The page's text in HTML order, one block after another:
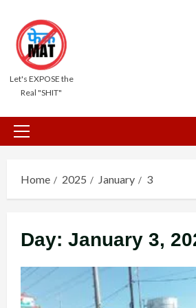
content
Let's EXPOSE the
Real "SHIT"
Primary
Home 2025 January 3
Day: January 3,